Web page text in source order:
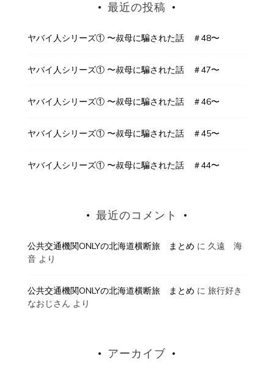
最近の投稿
ヤバイ人シリーズ① 〜叔母に騙された話 ＃48〜
ヤバイ人シリーズ① 〜叔母に騙された話 ＃47〜
ヤバイ人シリーズ① 〜叔母に騙された話 ＃46〜
ヤバイ人シリーズ① 〜叔母に騙された話 ＃45〜
ヤバイ人シリーズ① 〜叔母に騙された話 ＃44〜
最近のコメント
公共交通機関ONLYの北海道横断旅 まとめ に 久遠 海
音より
公共交通機関ONLYの北海道横断旅 まとめ に 旅行好き
なおじさん より
アーカイブ